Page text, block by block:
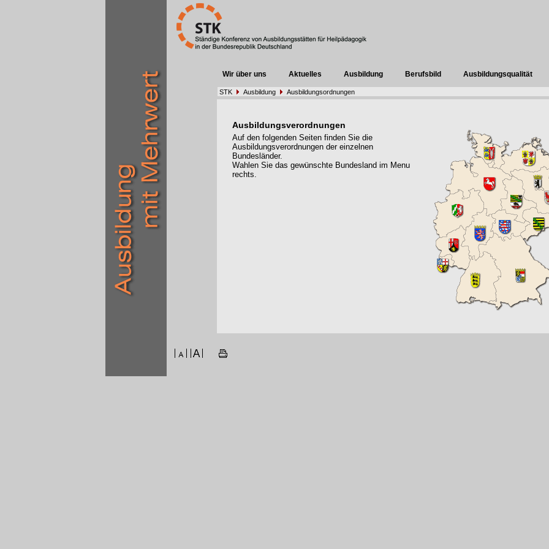
Wir über uns Aktuelles Ausbildung Berufsbild Ausbildungsqualität
STK Ausbildung Ausbildungsordnungen
Ausbildungsverordnungen
Auf den folgenden Seiten finden Sie die
Ausbildungsverordnungen der einzelnen
Bundesländer.
Wahlen Sie das gewünschte Bundesland im Menu
rechts.